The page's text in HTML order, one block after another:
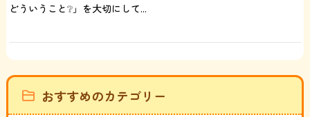
どういうこと❔」を大切にして...
おすすめのカテゴリー